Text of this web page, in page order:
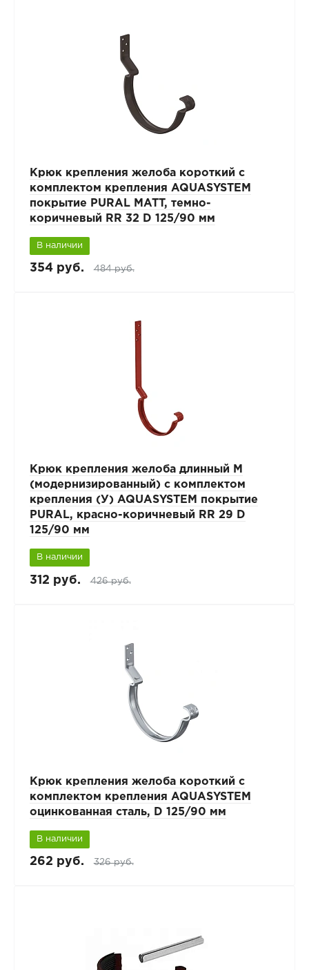
Крюк крепления желоба короткий с
комплектом крепления AQUASYSTEM
покрытие PURAL MATT, темно-
коричневый RR 32 D 125/90 мм
В наличии
354 руб. 484 руб.
Крюк крепления желоба длинный М
(модернизированный) с комплектом
крепления (У) AQUASYSTEM покрытие
PURAL, красно-коричневый RR 29 D
125/90 мм
В наличии
312 руб. 426 руб.
Крюк крепления желоба короткий с
комплектом крепления AQUASYSTEM
оцинкованная сталь, D 125/90 мм
В наличии
262 руб. 326 руб.